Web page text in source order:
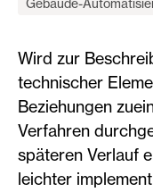
Gebäude-
Wird zur
technischer
Beziehungen
Verfahren
späteren Verlauf
leichter